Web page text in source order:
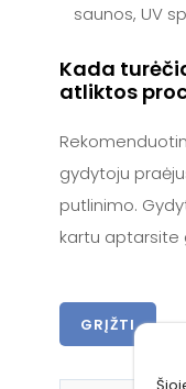
saunos, UV
Kada
atliktos
gydytoju
putlinimo.
kartu aptarsite
GRĮŽTI